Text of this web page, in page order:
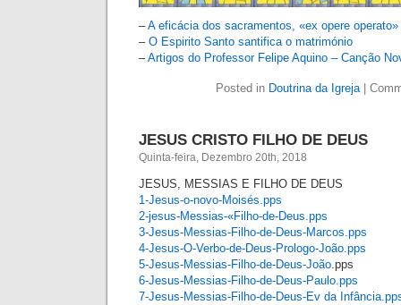
–A eficácia dos sacramentos, «ex opere operato»
– O Espirito Santo santifica o matrimónio
–Artigos do Professor Felipe Aquino – Canção
Posted in Doutrina da Igreja|
JESUS CRISTO FILHO DE DEUS
Quinta-feira, Dezembro 20th, 2018
JESUS, MESSIAS E FILHO DE DEUS
1-Jesus-o-novo-Moisés.pps
2-jesus-Messias-«Filho-de-Deus.pps
3-Jesus-Messias-Filho-de-Deus-Marcos.pps
4-Jesus-O-Verbo-de-Deus-Prologo-João.pps
5-Jesus-Messias-Filho-de-Deus-João.pps
6-Jesus-Messias-Filho-de-Deus-Paulo.pps
7-Jesus-Messias-Filho-de-Deus-Ev da